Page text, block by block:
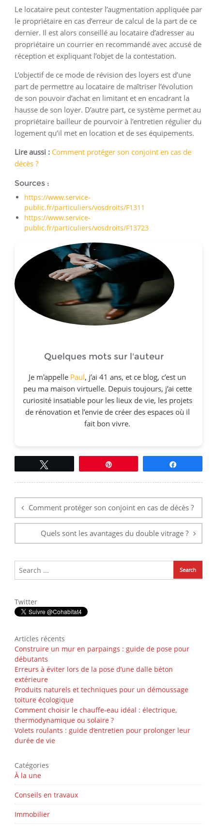
Le locataire peut contester l’augmentation appliquée par
le propriétaire en cas d’erreur de calcul de la part de ce
dernier. Il est alors conseillé au locataire d’adresser au
propriétaire un courrier en recommandé avec accusé de
réception et expliquant l’objet de la contestation.
L’objectif de ce mode de révision des loyers est d’une
part de permettre au locataire de maîtriser l’évolution
de son pouvoir d’achat en limitant et en encadrant la
hausse de son loyer. D’autre part, ce système permet au
propriétaire bailleur de pourvoir à l’entretien régulier du
logement qu’il met en location et de ses équipements.
Lire aussi : Comment protéger son conjoint en cas de
décès ?
Sources :
https://www.service-
public.fr/particuliers/vosdroits/F1311
https://www.service-
public.fr/particuliers/vosdroits/F13723
Quelques mots sur l'auteur
Je m'appelle Paul, j’ai 41 ans, et ce blog, c’est un
peu ma maison virtuelle. Depuis toujours, j’ai cette
curiosité insatiable pour les lieux de vie, les projets
de rénovation et l’envie de créer des espaces où il
fait bon vivre.
de
l’articleComment protéger son conjoint en cas de décès ?
Quels sont les avantages du double vitrage ?
Twitter
Articles récents
Construire un mur en parpaings : guide de pose pour
débutants
Erreurs à éviter lors de la pose d’une dalle béton
extérieure
Produits naturels et techniques pour un démoussage
toiture écologique
Comment choisir le chauffe-eau idéal : électrique,
thermodynamique ou solaire ?
Volets roulants : guide d’entretien pour prolonger leur
durée de vie
Catégories
À la une
Conseils en travaux
Immobilier